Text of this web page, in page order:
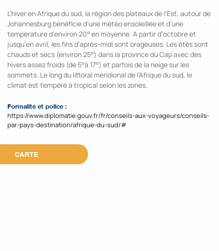
L’hiver en Afrique du sud, la région des plateaux de l’Est, autour de
Johannesburg bénéficie d’une météo ensoleillée et d’une
température d’environ 20° en moyenne. A partir d’octobre et
jusqu’en avril, les fins d’après-midi sont orageuses. Les étés sont
chauds et secs (environ 25°) dans la province du Cap avec des
hivers assez froids (de 5°à 17°) et parfois de la neige sur les
sommets. Le long du littoral méridional de l’Afrique du sud, le
climat est tempéré à tropical selon les zones.
Formalité et police :
https://www.diplomatie.gouv.fr/fr/conseils-aux-voyageurs/conseils-
par-pays-destination/afrique-du-sud/#
CARTE